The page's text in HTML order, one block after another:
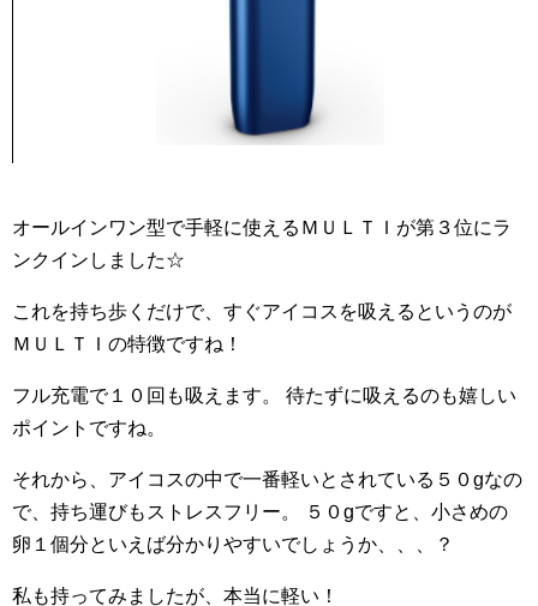
オールインワン型で手軽に使えるＭＵＬＴＩが第３位にラ
ンクインしました☆
これを持ち歩くだけで、すぐアイコスを吸えるというのが
ＭＵＬＴＩの特徴ですね！
フル充電で１０回も吸えます。 待たずに吸えるのも嬉しい
ポイントですね。
それから、アイコスの中で一番軽いとされている５０gなの
で、持ち運びもストレスフリー。 ５０gですと、小さめの
卵１個分といえば分かりやすいでしょうか、、、？
私も持ってみましたが、本当に軽い！